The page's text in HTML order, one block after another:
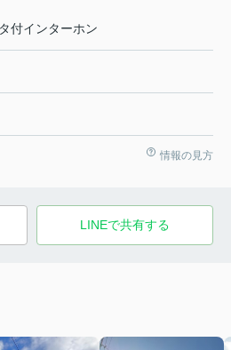
付インターホン
情報の見方
LINEで共有する